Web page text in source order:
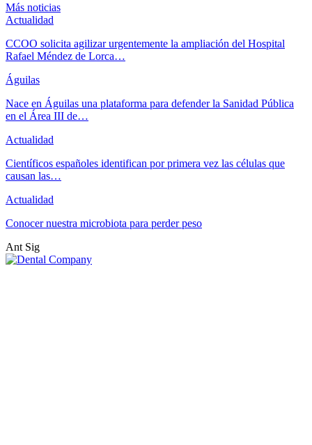
Más noticias
Actualidad
CCOO solicita agilizar urgentemente la ampliación del Hospital
Rafael Méndez de Lorca…
Águilas
Nace en Águilas una plataforma para defender la Sanidad Pública
en el Área III de…
Actualidad
Científicos españoles identifican por primera vez las células que
causan las…
Actualidad
Conocer nuestra microbiota para perder peso
Ant Sig